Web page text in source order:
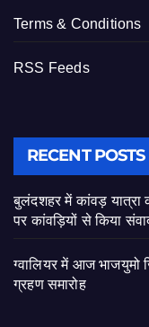
Terms & Conditions
RSS Feeds
RECENT POSTS
बुलंदशहर में कांवड़ यात्रा
पर कांवड़ियों से किया
ग्वालियर में आज भाजयुमो
ग्रहण समारोह